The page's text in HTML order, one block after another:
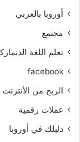
أوروبا بالعربي
مجتمع
تعلم اللغة
facebook
الربح من الأنترنت
عملات رقمية
دليلك في أوروبا